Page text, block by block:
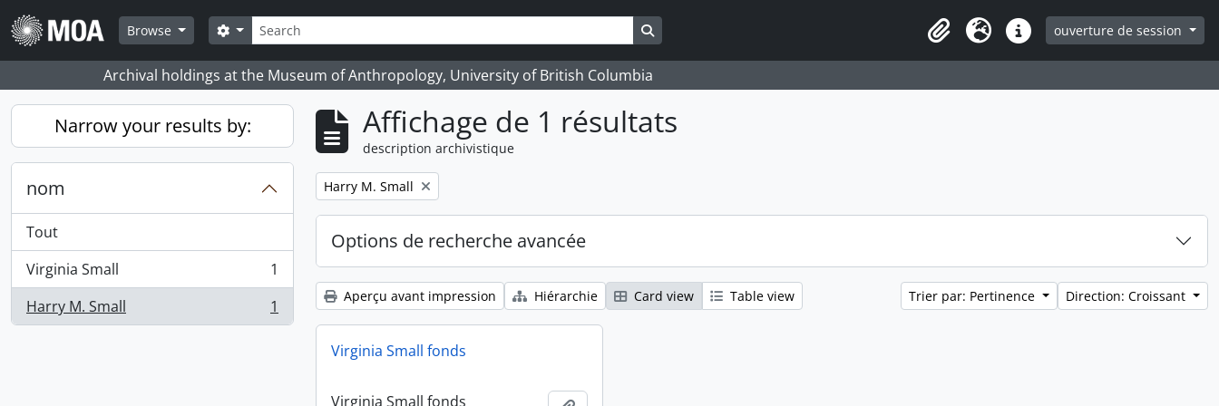
Skip to main content
Browse
Rechercher
Search options Search in browse page
ClipboardLangueLiens rapidesouverture de session
Archival holdings at the Museum of Anthropology, University of British Columbia
Narrow your results by:
nom
Tout
Virginia Small
, 1 résultats
1
Harry M. Small
, 1 résultats 1
Affichage de 1 résultats
description archivistique
Remove filter:
Harry M. Small
Options de recherche avancée
Aperçu avant impression Hiérarchie Card view Table view Trier par: Pertinence Direction: Croissant
Virginia Small fonds
Virginia Small fonds